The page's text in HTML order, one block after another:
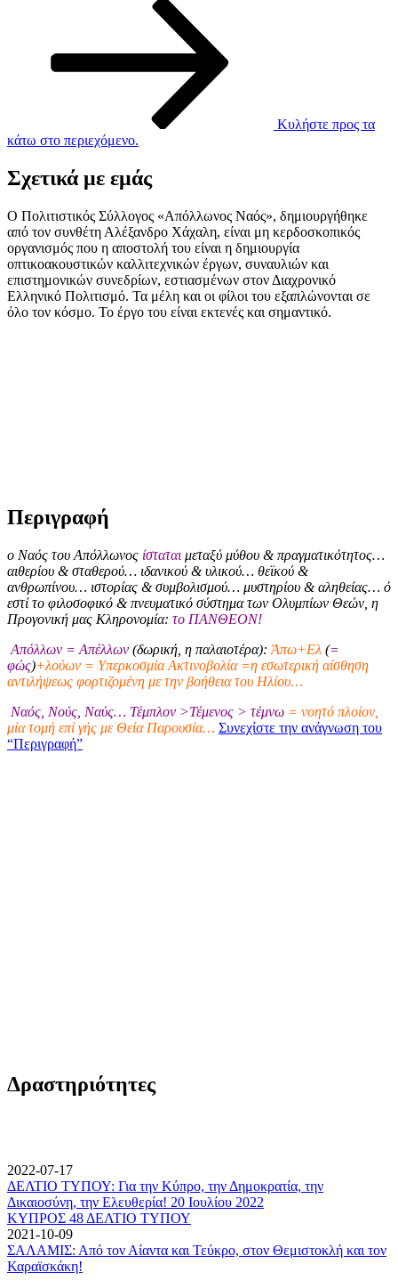
Κυλήστε προς τα
κάτω στο περιεχόμενο.
Σχετικά με εμάς
Ο Πολιτιστικός Σύλλογος «Απόλλωνος Ναός», δημιουργήθηκε
από τον συνθέτη Αλέξανδρο Χάχαλη, είναι μη κερδοσκοπικός
οργανισμός που η αποστολή του είναι η δημιουργία
οπτικοακουστικών καλλιτεχνικών έργων, συναυλιών και
επιστημονικών συνεδρίων, εστιασμένων στον Διαχρονικό
Ελληνικό Πολιτισμό. Τα μέλη και οι φίλοι του εξαπλώνονται σε
όλο τον κόσμο. Το έργο του είναι εκτενές και σημαντικό.
Περιγραφή
ο Ναός του Απόλλωνος ίσταται μεταξύ μύθου & πραγματικότητος…
αιθερίου & σταθερού… ιδανικού & υλικού… θεϊκού &
ανθρωπίνου… ιστορίας & συμβολισμού… μυστηρίου & αληθείας… ό
εστί το φιλοσοφικό & πνευματικό σύστημα των Ολυμπίων Θεών, η
Προγονική μας Κληρονομία: το ΠΑΝΘΕΟΝ!
Απόλλων = Απέλλων (δωρική, η παλαιοτέρα): Άπω+Ελ (=
φώς)+λούων = Υπερκοσμία Ακτινοβολία =η εσωτερική αίσθηση
αντιλήψεως φορτιζομένη με την βοήθεια του Ηλίου…
Ναός, Νούς, Ναύς… Τέμπλον >Τέμενος > τέμνω = νοητό πλοίον,
μία τομή επί γής με Θεία Παρουσία… Συνεχίστε την ανάγνωση του
“Περιγραφή”
Δραστηριότητες
2022-07-17
ΔΕΛΤΙΟ ΤΥΠΟΥ: Για την Κύπρο, την Δημοκρατία, την
Δικαιοσύνη, την Ελευθερία! 20 Ιουλίου 2022
ΚΥΠΡΟΣ 48 ΔΕΛΤΙΟ ΤΥΠΟΥ
2021-10-09
ΣΑΛΑΜΙΣ: Από τον Αίαντα και Τεύκρο, στον Θεμιστοκλή και τον
Καραϊσκάκη!